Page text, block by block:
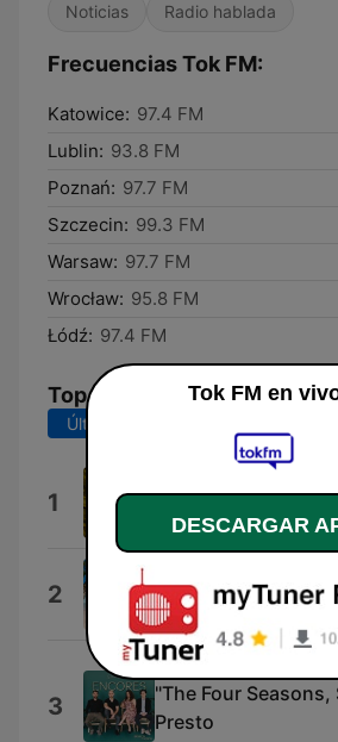
Noticias Radio hablada
Frecuencias Tok FM:
Katowice: 97.4 FM
Lublin: 93.8 FM
Poznań: 97.7 FM
Szczecin: 99.3 FM
Warsaw: 97.7 FM
Wrocław: 95.8 FM
Łódź: 97.4 FM
Top Canciones
Últimos 7 días
1 Gone Clear
Von Hemingway
2 Chilled Vibe
Plan 8
3
Violin Concerto in
"The Four Seasons,
Presto
Tok FM en
DESCARGAR